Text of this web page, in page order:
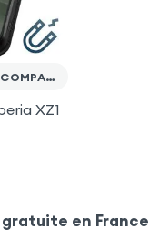
S10 Plus
SONY XPERIA XZ1 COMPACT
XZ1
en France